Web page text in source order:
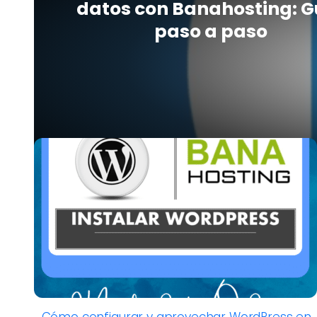
datos con Banahosting:
paso a paso